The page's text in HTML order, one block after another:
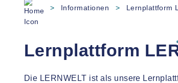
content
> Informationen > Lernplattform
Lernplattform
Die LERNWELT ist als unsere